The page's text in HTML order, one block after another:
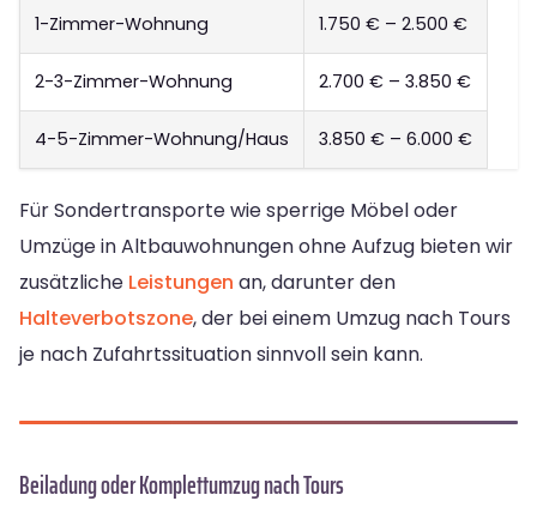
1-Zimmer-Wohnung 1.750 € – 2.500 €
2-3-Zimmer-Wohnung 2.700 € – 3.850 €
4-5-Zimmer-Wohnung/Haus 3.850 € – 6.000 €
Für Sondertransporte wie sperrige Möbel oder
Umzüge in Altbauwohnungen ohne Aufzug bieten wir
zusätzliche Leistungen an, darunter den
Halteverbotszone, der bei einem Umzug nach Tours
je nach Zufahrtssituation sinnvoll sein kann.
Beiladung oder Komplettumzug nach Tours